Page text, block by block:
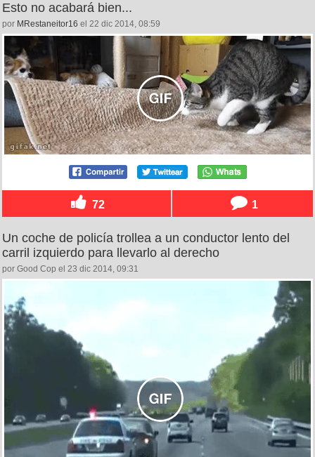
Esto no acabará bien...
por MRestaneitor16 el 22 dic 2014, 08:59
72 1
Un coche de policía trollea a un conductor lento del
carril izquierdo para llevarlo al derecho
por Good Cop el 23 dic 2014, 09:31